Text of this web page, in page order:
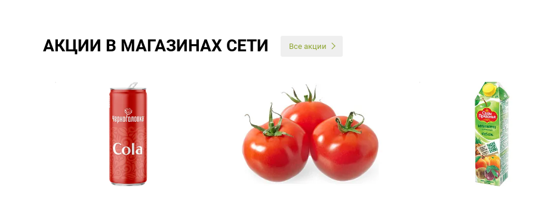
АКЦИИ В МАГАЗИНАХ СЕТИ Все акции